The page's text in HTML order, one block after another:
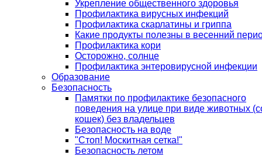
Укрепление общественного здоровья
Профилактика вирусных инфекций
Профилактика скарлатины и гриппа
Какие продукты полезны в весенний
Профилактика кори
Осторожно, солнце
Профилактика энтеровирусной инфекции
Образование
Безопасность
Памятки по профилактике безопасного
поведения на улице при виде животных
кошек) без владельцев
Безопасность на воде
"Стоп! Москитная сетка!"
Безопасность летом